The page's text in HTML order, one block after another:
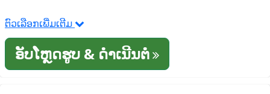
ຕົວເລືອກເພີ່ມເຕີມ
ອັບໂຫຼດຮູບ & ດໍາເນີນຕໍ່